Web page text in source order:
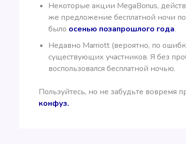
Некоторые акции MegaBonus,
же предложение бесплатной ночи
было осенью позапрошлого года.
Недавно Marriott (вероятно, по
существующих участников. Я без
воспользовался бесплатной ночью.
Пользуйтесь, но не забудьте вовремя
конфуз.